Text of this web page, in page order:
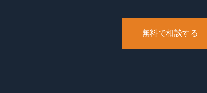
無料で相談する